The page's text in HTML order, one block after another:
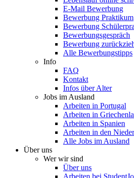
E-Mail Bewerbung
Bewerbung Praktikum
Bewerbung
Bewerbungsgespräch
Bewerbung
Alle Bewerbungstipps
Info
FAQ
Kontakt
Infos über Alter
Jobs im Ausland
Arbeiten in Portugal
Arbeiten in
Arbeiten in Spanien
Arbeiten in den
Alle Jobs im Ausland
Über uns
Wer wir sind
Über uns
Arbeiten bei